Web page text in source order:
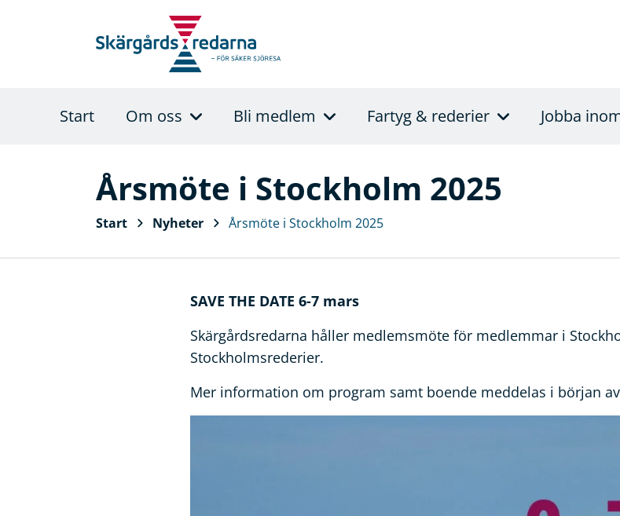
Start Om oss Bli medlem Fartyg & rederier Jobba
Årsmöte i Stockholm 2025
Start Nyheter Årsmöte i Stockholm 2025
SAVE THE DATE 6-7 mars
Skärgårdsredarna håller medlemsmöte för medlemmar i
Stockholmsrederier.
Mer information om program samt boende meddelas i början